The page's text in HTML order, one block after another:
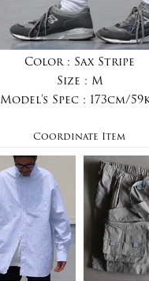
Color : Sax Stripe
Size : M
Model's Spec : 173cm/
Coordinate Item